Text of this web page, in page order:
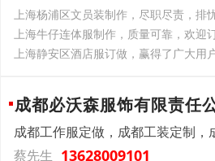
上海杨浦区文员装制作，尽职尽责，排
上海牛仔连体服制作，质量可靠，欢迎
上海静安区酒店服订做，赢得了广大用
成都必沃森服饰有限责任
成都工作服定做，成都工装定制，
蔡先生 13628009101